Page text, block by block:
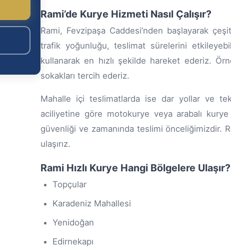
Rami’de Kurye Hizmeti Nasıl Çalışır?
Rami, Fevzipaşa Caddesi’nden başlayarak
trafik yoğunluğu, teslimat sürelerini
kullanarak en hızlı şekilde hareket ederiz.
sokakları tercih ederiz.
Mahalle içi teslimatlarda ise dar yollar ve
aciliyetine göre motokurye veya arabalı
güvenliği ve zamanında teslimi önceliğimizdir.
ulaşırız.
Rami Hızlı Kurye Hangi Bölgelere Ulaşır?
Topçular
Karadeniz Mahallesi
Yenidoğan
Edirnekapı